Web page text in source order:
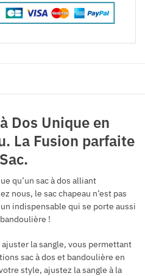
Dos Unique en
La Fusion parfaite
qu’un sac à dos alliant
nous, le sac chapeau n’est pas
indispensable qui se porte aussi
!
la sangle, vous permettant
sac à dos et bandoulière en
style, ajustez la sangle à la